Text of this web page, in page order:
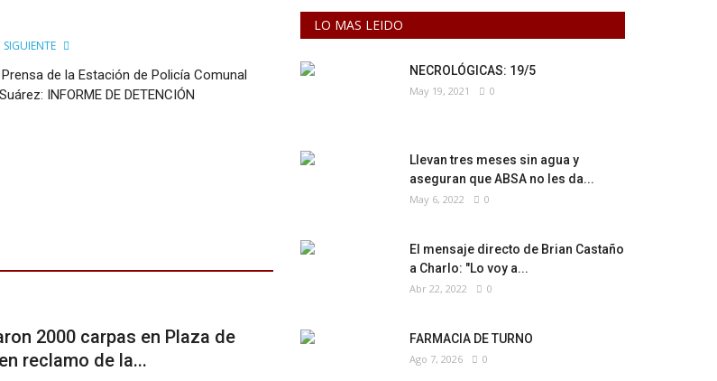
de la Estación de Policía Comunal
INFORME DE DETENCIÓN
2000 carpas en Plaza de
reclamo de la...
LO MAS LEIDO
NECROLÓGICAS: 19/5
May 19, 2021 0
Llevan tres meses sin agua y
aseguran que ABSA no les da...
May 6, 2022 0
El mensaje directo de Brian Castaño
a Charlo: "Lo voy a...
Abr 22, 2022 0
FARMACIA DE TURNO
Ago 7, 2026 0